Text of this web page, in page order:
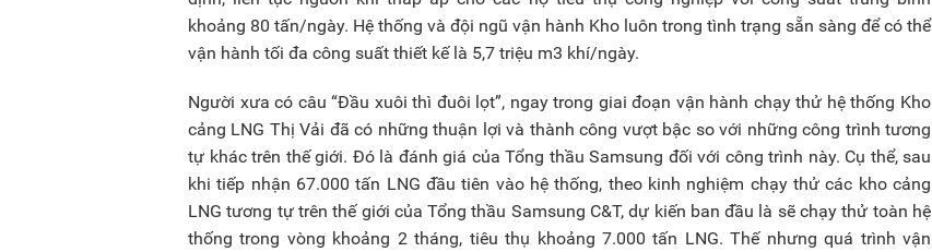
khoảng 80 tấn/ngày. Hệ thống và đội ngũ vận hành Kho luôn trong tình trạng sẵn sàng để có thể
vận hành tối đa công suất thiết kế là 5,7 triệu m3 khí/ngày.
Người xưa có câu “Đầu xuôi thì đuôi lọt”, ngay trong giai đoạn vận hành chạy thử hệ thống Kho
cảng LNG Thị Vải đã có những thuận lợi và thành công vượt bậc so với những công trình tương
tự khác trên thế giới. Đó là đánh giá của Tổng thầu Samsung đối với công trình này. Cụ thể, sau
khi tiếp nhận 67.000 tấn LNG đầu tiên vào hệ thống, theo kinh nghiệm chạy thử các kho cảng
LNG tương tự trên thế giới của Tổng thầu Samsung C&T, dự kiến ban đầu là sẽ chạy thử toàn hệ
thống trong vòng khoảng 2 tháng, tiêu thụ khoảng 7.000 tấn LNG. Thế nhưng quá trình vận